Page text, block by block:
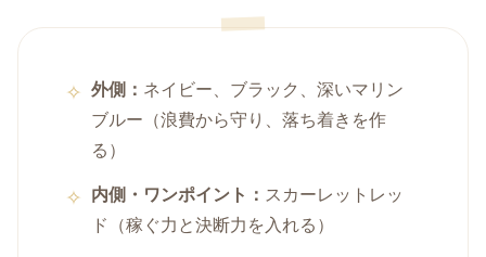
外側： ネイビー、ブラック、深いマリン
ブルー（浪費から守り、落ち着きを作
る）
内側・ワンポイント： スカーレットレッ
ド（稼ぐ力と決断力を入れる）